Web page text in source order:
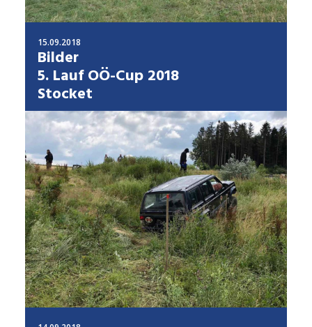
15.09.2018
Bilder
5. Lauf OÖ-Cup 2018
Stocket